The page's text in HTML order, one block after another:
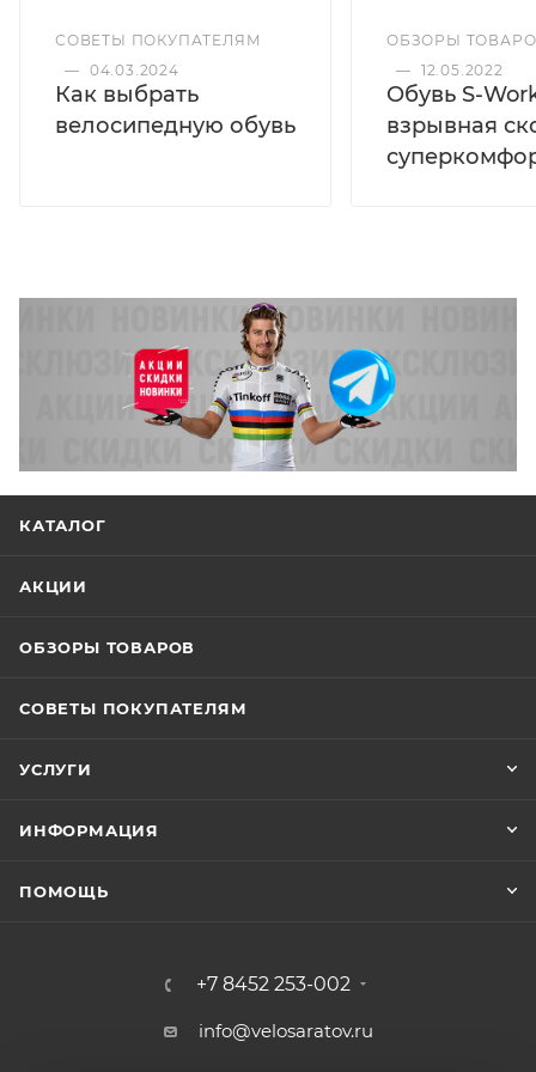
СОВЕТЫ ПОКУПАТЕЛЯМ
— 04.03.2024
Как выбрать
велосипедную обувь
ОБЗОРЫ
— 12.05.2022
Обувь S-
взрывная
КАТАЛОГ
АКЦИИ
ОБЗОРЫ ТОВАРОВ
СОВЕТЫ ПОКУПАТЕЛЯМ
УСЛУГИ
ИНФОРМАЦИЯ
ПОМОЩЬ
+7 8452 253-002
info@velosaratov.ru